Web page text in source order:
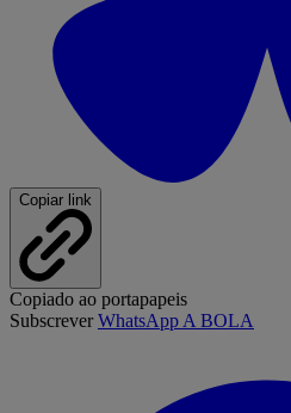
Copiar link
Copiado ao portapapeis
SubscreverWhatsApp A BOLA